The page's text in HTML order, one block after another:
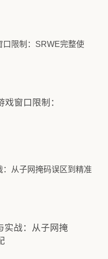
窗口限制：
实战：从子网掩